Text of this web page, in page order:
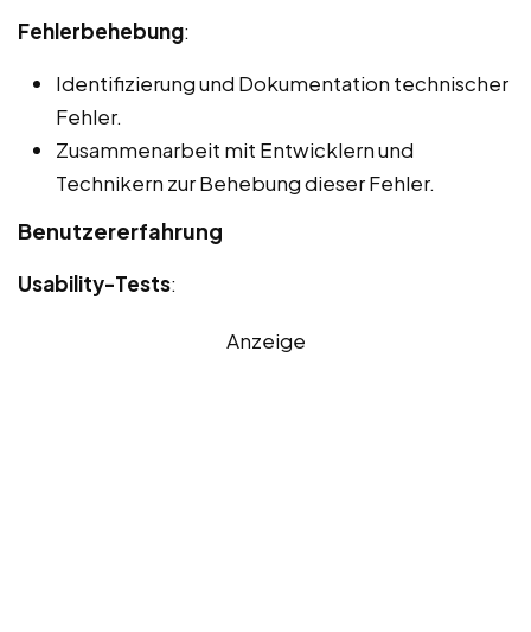
Fehlerbehebung:
Identifizierung und Dokumentation technischer
Fehler.
Zusammenarbeit mit Entwicklern und
Technikern zur Behebung dieser Fehler.
Benutzererfahrung
Usability-Tests:
Anzeige